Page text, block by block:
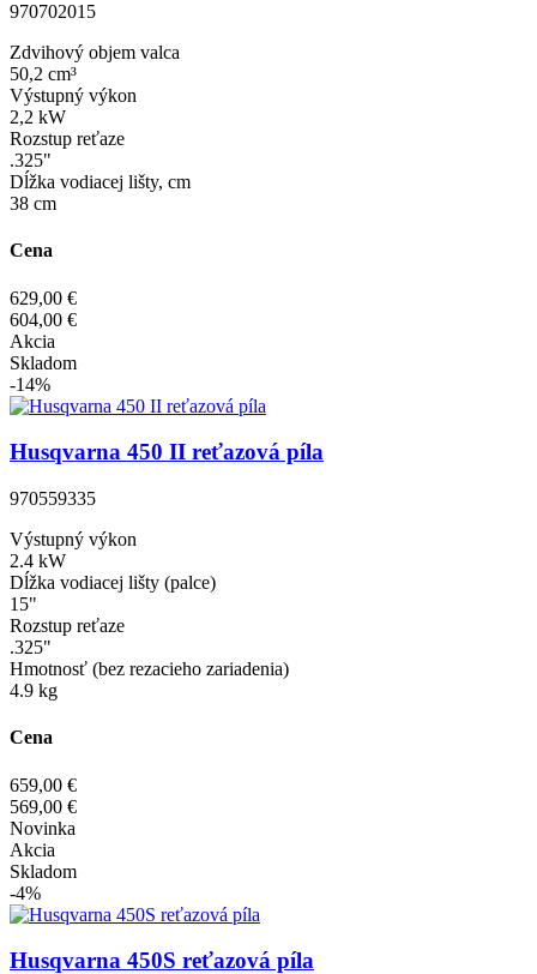
970702015
Zdvihový objem valca
50,2 cm³
Výstupný výkon
2,2 kW
Rozstup reťaze
.325"
Dĺžka vodiacej lišty, cm
38 cm
Cena
629,00 €
604,00 €
Akcia
Skladom
-14%
Husqvarna 450 II reťazová píla
970559335
Výstupný výkon
2.4 kW
Dĺžka vodiacej lišty (palce)
15"
Rozstup reťaze
.325"
Hmotnosť (bez rezacieho zariadenia)
4.9 kg
Cena
659,00 €
569,00 €
Novinka
Akcia
Skladom
-4%
Husqvarna 450S reťazová píla